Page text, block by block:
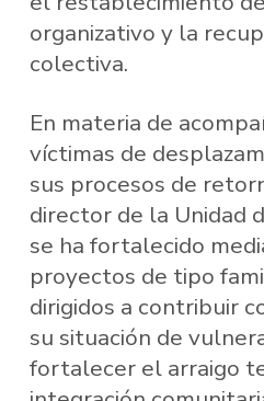
organizativo y la
colectiva.
En materia de
víctimas de
sus procesos de
director de la Unidad
se ha fortalecido
proyectos de tipo
dirigidos a contribuir
su situación de
fortalecer el arraigo